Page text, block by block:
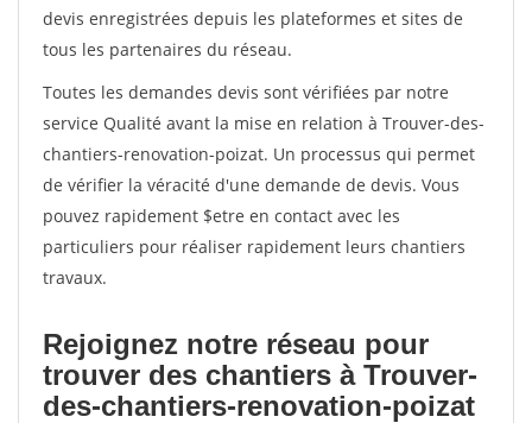
devis enregistrées depuis les plateformes et sites de
tous les partenaires du réseau.
Toutes les demandes devis sont vérifiées par notre
service Qualité avant la mise en relation à Trouver-des-
chantiers-renovation-poizat. Un processus qui permet
de vérifier la véracité d'une demande de devis. Vous
pouvez rapidement $etre en contact avec les
particuliers pour réaliser rapidement leurs chantiers
travaux.
Rejoignez notre réseau pour
trouver des chantiers à Trouver-
des-chantiers-renovation-poizat